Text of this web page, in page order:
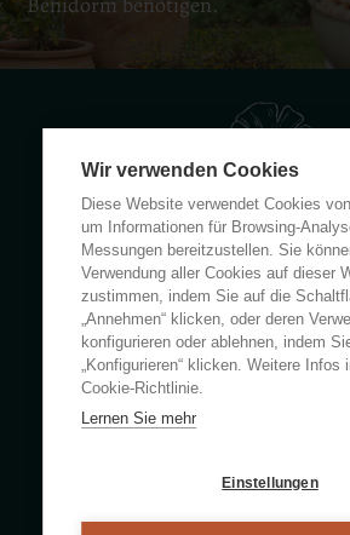
Calle Rumanía 26 · 03503
(+34) 965 855 100
ÜBER UNS
NACHRICHTEN
Wir verwenden Cookies
Diese Website verwendet Cookies
um Informationen für Browsing-
Messungen bereitzustellen. Sie
Verwendung aller Cookies auf dieser
zustimmen, indem Sie auf die
„Annehmen“ klicken, oder deren
konfigurieren oder ablehnen, indem
„Konfigurieren“ klicken. Weitere Infos
Cookie-Richtlinie.
Lernen Sie mehr
Einstellungen